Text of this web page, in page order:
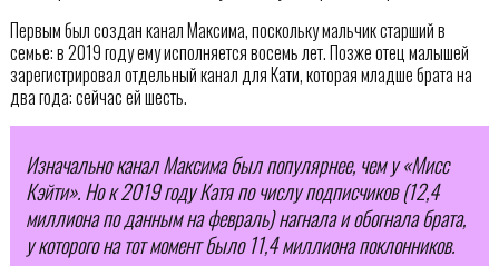
Первым был создан канал Максима, поскольку мальчик старший в
семье: в 2019 году ему исполняется восемь лет. Позже отец малышей
зарегистрировал отдельный канал для Кати, которая младше брата на
два года: сейчас ей шесть.
Изначально канал Максима был популярнее, чем у «Мисс
Кэйти». Но к 2019 году Катя по числу подписчиков (12,4
миллиона по данным на февраль) нагнала и обогнала брата,
у которого на тот момент было 11,4 миллиона поклонников.